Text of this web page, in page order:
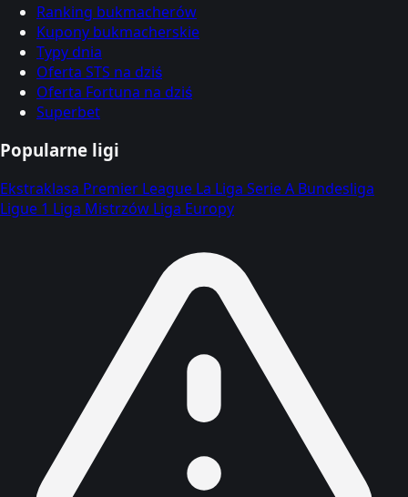
Ranking bukmacherów
Kupony bukmacherskie
Typy dnia
Oferta STS na dziś
Oferta Fortuna na dziś
Superbet
Popularne ligi
Ekstraklasa Premier League La Liga Serie A Bundesliga
Ligue 1 Liga Mistrzów Liga Europy